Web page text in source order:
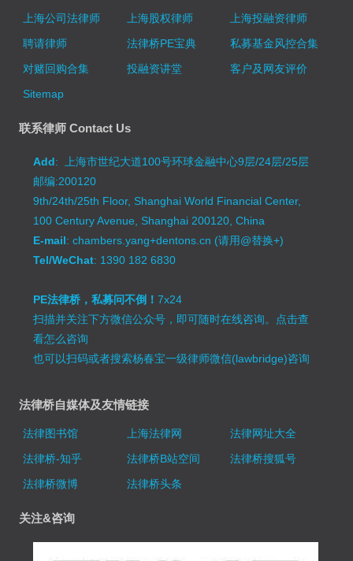
上海公司法律师
上海股权律师
上海投融资律师
聘请律师
法律桥PE宝典
私募基金风控合集
对赌回购合集
投融资讲堂
客户及网友评价
Sitemap
联系律师 Contact Us
Add: 上海市世纪大道100号环球金融中心9层/24层/25层
邮编:200120
9th/24th/25th Floor, Shanghai World Financial Center,
100 Century Avenue, Shanghai 200120, China
E-mail: chambers.yang+dentons.cn (请用@替换+)
Tel/WeChat: 1390 182 6830
PE法律桥，私募问不倒！7x24
扫描并关注下方微信公众号，即可随时在线咨询。 点击查
看怎么咨询
也可以扫码或者搜索杨春宝一级律师微信(lawbridge)咨询
法律桥自媒体及友情链接
法律图书馆 上海法律网
法律网址大全
法律桥-知乎
法律桥B站空间
法律桥搜狐号
法律桥微博
法律桥头条
关注&咨询